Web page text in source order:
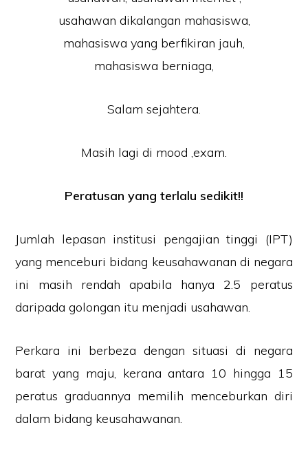
Salam sejahtera.
Masih lagi di mood ,exam.
Peratusan yang terlalu sedikit!!
Jumlah lepasan institusi pengajian tinggi (IPT)
yang menceburi bidang keusahawanan di negara
ini masih rendah apabila hanya 2.5 peratus
daripada golongan itu menjadi usahawan.
Perkara ini berbeza dengan situasi di negara
barat yang maju, kerana antara 10 hingga 15
peratus graduannya memilih menceburkan diri
dalam bidang keusahawanan.